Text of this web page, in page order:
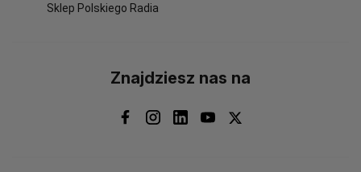
Sklep Polskiego Radia
Znajdziesz nas na